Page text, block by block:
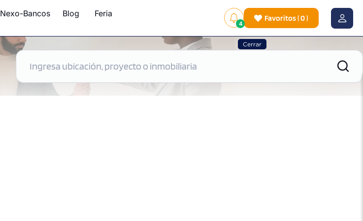
Nexo-Bancos Blog Feria
4
Favoritos(0)
Cerrar